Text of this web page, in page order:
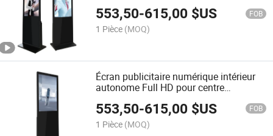
553,50-615,00 $US FOB
1 Pièce (MOQ)
Écran publicitaire numérique intérieur
autonome Full HD pour centre
553,50-615,00 $US FOB
1 Pièce (MOQ)